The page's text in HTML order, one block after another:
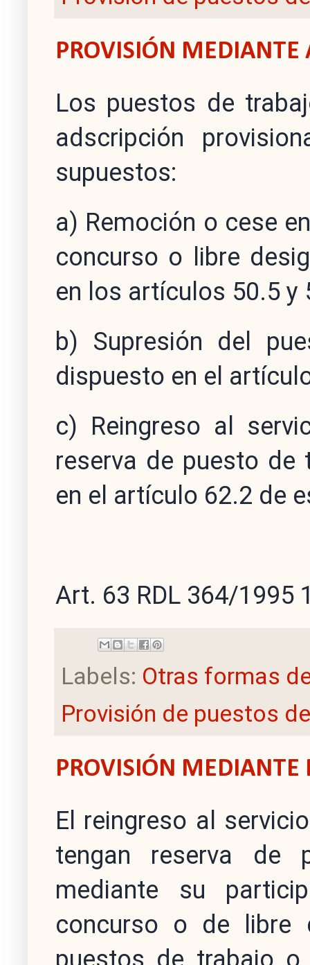
PROVISIÓN MEDIANTE
Los puestos de
adscripción
supuestos:
a) Remoción o cese
concurso o libre
en los artículos 50.5 y
b) Supresión del
dispuesto en el
c) Reingreso al
reserva de puesto
en el artículo 62.2 de
Art. 63 RDL 364/1995
Labels: Otras formas
Provisión de puestos
PROVISIÓN MEDIANTE
El reingreso al
tengan reserva de
mediante su
concurso o de libre